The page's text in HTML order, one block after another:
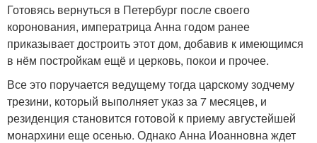
Готовясь вернуться в Петербург после своего
коронования, императрица Анна годом ранее
приказывает достроить этот дом, добавив к имеющимся
в нём постройкам ещё и церковь, покои и прочее.
Все это поручается ведущему тогда царскому зодчему
трезини, который выполняет указ за 7 месяцев, и
резиденция становится готовой к приему августейшей
монархини еще осенью. Однако Анна Иоанновна ждет